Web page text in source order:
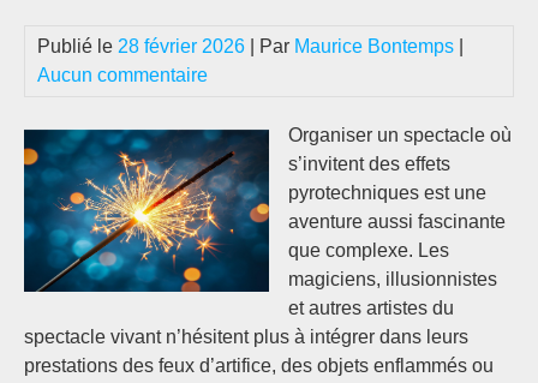
Publié le 28 février 2026 | Par Maurice Bontemps
Aucun commentaire
Organiser un spectacle où
s’invitent des effets
pyrotechniques est une
aventure aussi fascinante
que complexe. Les
magiciens, illusionnistes
et autres artistes du
spectacle vivant n’hésitent plus à intégrer dans leurs
prestations des feux d’artifice, des objets enflammés ou